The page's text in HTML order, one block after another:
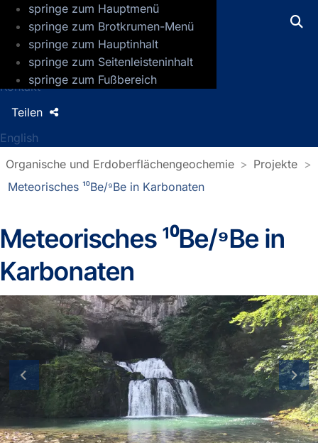
springe zum Hauptmenü
springe zum Brotkrumen-Menü
springe zum Hauptinhalt
springe zum Seitenleisteninhalt
springe zum Fußbereich
GFZ Helmholtz-Zentrum für
Presse
Jobs
Kontakt
English
Teilen
Organische und Erdoberflächengeochemie
Projekte
Meteorisches ¹⁰Be/⁹Be in Karbonaten
Meteorisches ¹⁰Be/⁹Be in
Karbonaten